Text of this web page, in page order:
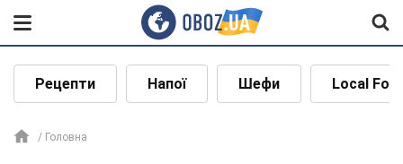
Рецепти Напої Шефи Local
Головна